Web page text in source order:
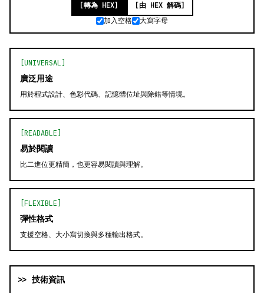
[轉為 HEX]
[由 HEX 解碼]
加入空格
大寫字母
[UNIVERSAL]
廣泛用途
用於程式設計、色彩代碼、記憶體位址與除錯等情境。
[READABLE]
易於閱讀
比二進位更精簡，也更容易閱讀與理解。
[FLEXIBLE]
彈性格式
支援空格、大小寫切換與多種輸出格式。
>> 技術資訊